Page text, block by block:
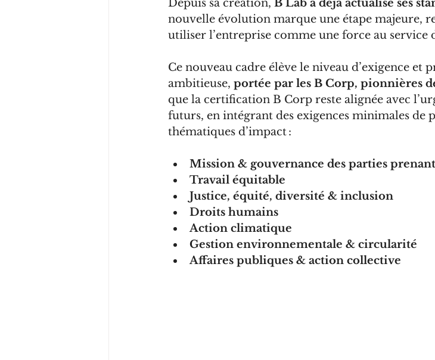
Depuis sa création, B Lab a déjà actualisé ses
nouvelle évolution marque une étape majeure,
utiliser l’entreprise comme une force au service
Ce nouveau cadre élève le niveau d’exigence et
ambitieuse, portée par les B Corp, pionnières
que la certification B Corp reste alignée avec
futurs, en intégrant des exigences minimales de
thématiques d’impact :
Mission & gouvernance des parties
Travail équitable
Justice, équité, diversité & inclusion
Droits humains
Action climatique
Gestion environnementale & circularité
Affaires publiques & action collective